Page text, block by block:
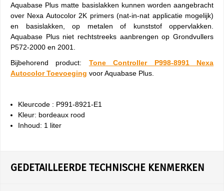
Aquabase Plus matte basislakken kunnen worden aangebracht
over Nexa Autocolor 2K primers (nat-in-nat applicatie mogelijk)
en basislakken, op metalen of kunststof oppervlakken.
Aquabase Plus niet rechtstreeks aanbrengen op Grondvullers
P572-2000 en 2001.
Bijbehorend product: Tone Controller P998-8991 Nexa
Autocolor Toevoeging voor Aquabase Plus.
Kleurcode : P991-8921-E1
Kleur: bordeaux rood
Inhoud: 1 liter
GEDETAILLEERDE TECHNISCHE KENMERKEN